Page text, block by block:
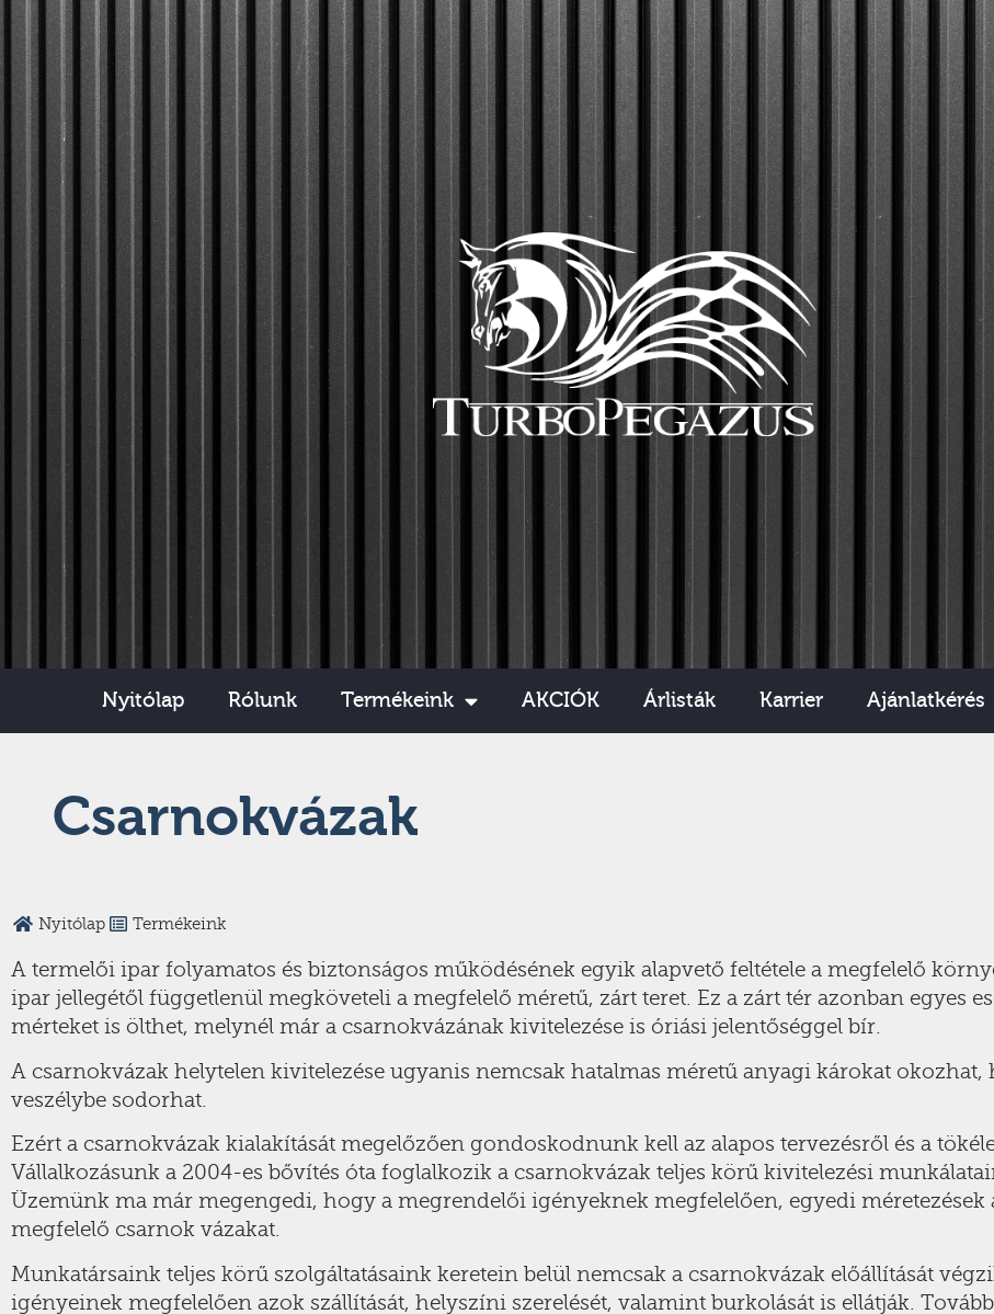
Nyitólap Rólunk Termékeink AKCIÓK Árlisták Karrier Ajánlatkérés
Csarnokvázak
Nyitólap Termékeink
A termelői ipar folyamatos és biztonságos működésének egyik alapvető feltétele a megfelelő
ipar jellegétől függetlenül megköveteli a megfelelő méretű, zárt teret. Ez a zárt tér azonban egyes
mérteket is ölthet, melynél már a csarnokvázának kivitelezése is óriási jelentőséggel bír.
A csarnokvázak helytelen kivitelezése ugyanis nemcsak hatalmas méretű anyagi károkat okozhat,
veszélybe sodorhat.
Ezért a csarnokvázak kialakítását megelőzően gondoskodnunk kell az alapos tervezésről és a
Vállalkozásunk a 2004-es bővítés óta foglalkozik a csarnokvázak teljes körű kivitelezési
Üzemünk ma már megengedi, hogy a megrendelői igényeknek megfelelően, egyedi méretezések
megfelelő csarnok vázakat.
Munkatársaink teljes körű szolgáltatásaink keretein belül nemcsak a csarnokvázak előállítását
igényeinek megfelelően azok szállítását, helyszíni szerelését, valamint burkolását is ellátják.